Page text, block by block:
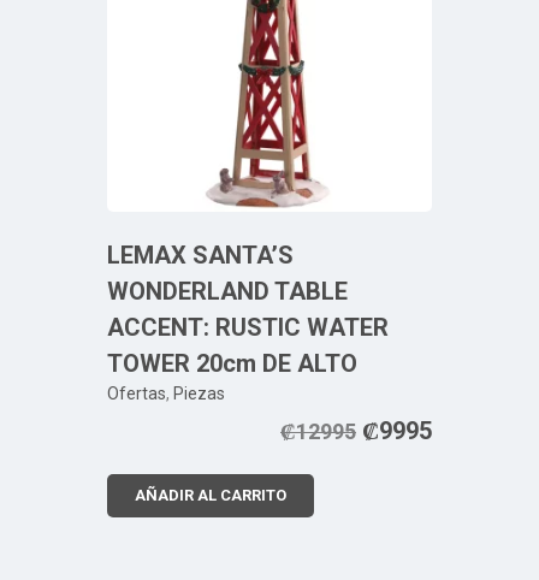
LEMAX SANTA’S
WONDERLAND TABLE
ACCENT: RUSTIC WATER
TOWER 20cm DE ALTO
Ofertas, Piezas
₡12995 ₡9995
AÑADIR AL CARRITO